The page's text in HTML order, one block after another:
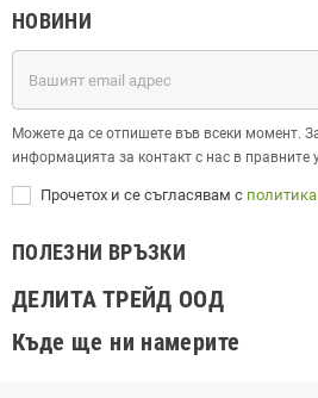
НОВИНИ
Можете да се отпишете във всеки момент.
информацията за контакт с нас в правните
Прочетох и се съгласявам с
ПОЛЕЗНИ ВРЪЗКИ
ДЕЛИТА ТРЕЙД ООД
Къде ще ни намерите